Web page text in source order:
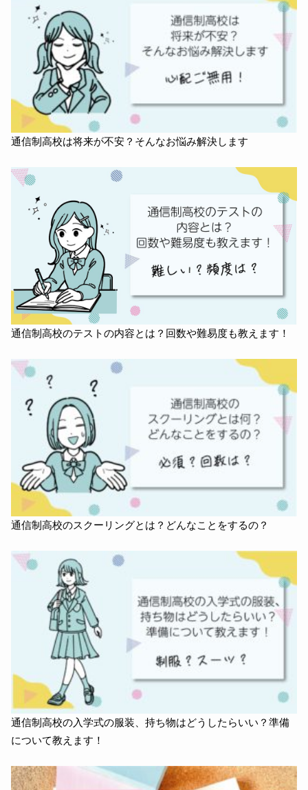
通信制高校は将来が不安？そんなお悩み解決します
通信制高校のテストの内容とは？回数や難易度も教えます！
通信制高校のスクーリングとは？どんなことをするの？
通信制高校の入学式の服装、持ち物はどうしたらいい？準備
について教えます！